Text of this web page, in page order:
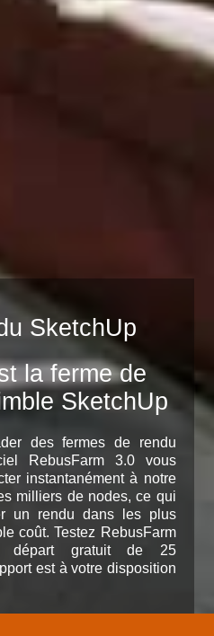
SketchUp
la ferme de
SketchUp
des fermes de rendu
RebusFarm 3.0 vous
instantanément à notre
milliers de nodes, ce qui
un rendu dans les plus
coût. Testez RebusFarm
gratuit de 25
est à votre disposition